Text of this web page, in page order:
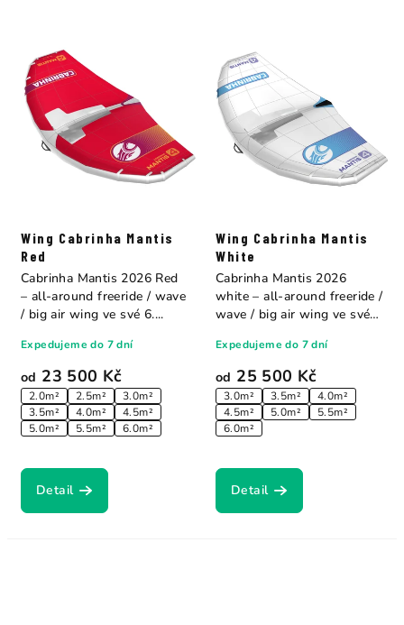
Wing Cabrinha Mantis
Red
od 23 500 Kč
2.0m² 2.5m²
3.0m²
3.5m²
4.0m²
4.5m²
5.0m²
5.5m² 6.0m²
Expedujeme do 7 dní
Detail
Cabrinha Mantis 2026 Red
– all-around freeride / wave
/ big air wing ve své 6....
Wing Cabrinha Mantis
White
od 25 500 Kč
3.0m² 3.5m²
4.0m²
4.5m²
5.0m²
5.5m²
6.0m²
Expedujeme do 7 dní
Detail
Cabrinha Mantis 2026
white – all-around freeride /
wave / big air wing ve své